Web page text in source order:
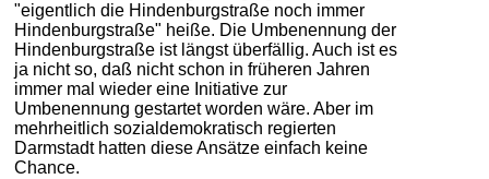
"eigentlich die Hindenburgstraße noch immer
Hindenburgstraße" heiße. Die Umbenennung der
Hindenburgstraße ist längst überfällig. Auch ist es
ja nicht so, daß nicht schon in früheren Jahren
immer mal wieder eine Initiative zur
Umbenennung gestartet worden wäre. Aber im
mehrheitlich sozialdemokratisch regierten
Darmstadt hatten diese Ansätze einfach keine
Chance.